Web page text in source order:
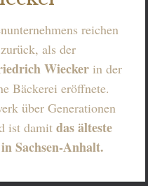
reichen
als der
Wieckerin der
Bäckerei eröffnete.
über Generationen
ist damit das älteste
Sachsen-Anhalt.